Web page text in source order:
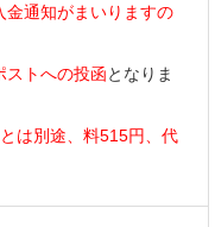
金通知がまいりますの
ストへの投函となりま
は別途、料515円、代